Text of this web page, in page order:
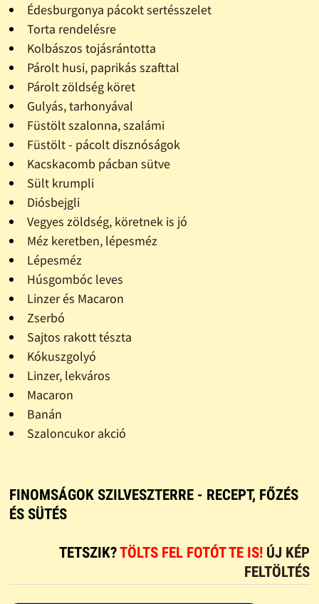
Édesburgonya pácokt sertésszelet
Torta rendelésre
Kolbászos tojásrántotta
Párolt husi, paprikás szafttal
Párolt zöldség köret
Gulyás, tarhonyával
Füstölt szalonna, szalámi
Füstölt - pácolt disznóságok
Kacskacomb pácban sütve
Sült krumpli
Diósbejgli
Vegyes zöldség, köretnek is jó
Méz keretben, lépesméz
Lépesméz
Húsgombóc leves
Linzer és Macaron
Zserbó
Sajtos rakott tészta
Kókuszgolyó
Linzer, lekváros
Macaron
Banán
Szaloncukor akció
FINOMSÁGOK SZILVESZTERRE - RECEPT, FŐZÉS
ÉS SÜTÉS
TETSZIK?TÖLTS FEL FOTÓT TE IS! ÚJ KÉP
FELTÖLTÉS